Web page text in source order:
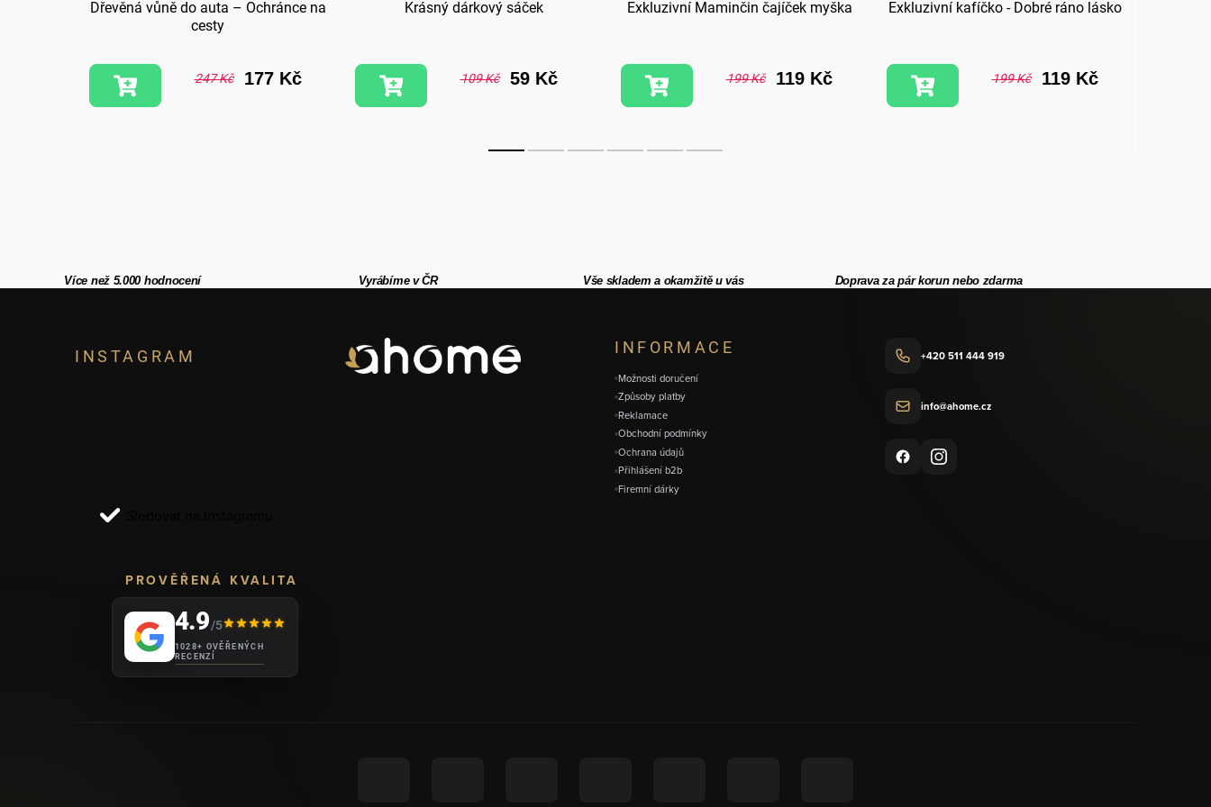
Dřevěná vůně do auta – Ochránce na
cesty
247 Kč 177 Kč
Krásný dárkový sáček
109 Kč 59 Kč
Exkluzivní Maminčin čajíček myška
199 Kč 119 Kč
Exkluzivní kafíčko - Dobré ráno lásko
199 Kč 119 Kč
Více než 5.000 hodnocení Vyrábíme v ČR Vše skladem a okamžitě u vás Doprava za pár korun nebo zdarma
INSTAGRAM INFORMACE
Možnosti doručení
Způsoby platby
Reklamace
Obchodní podmínky
Ochrana údajů
Přihlášení b2b
Firemní dárky
+420 511 444 919
info@ahome.cz
PROVĚŘENÁ KVALITA
4.9/5
1028+ OVĚŘENÝCH
RECENZÍ